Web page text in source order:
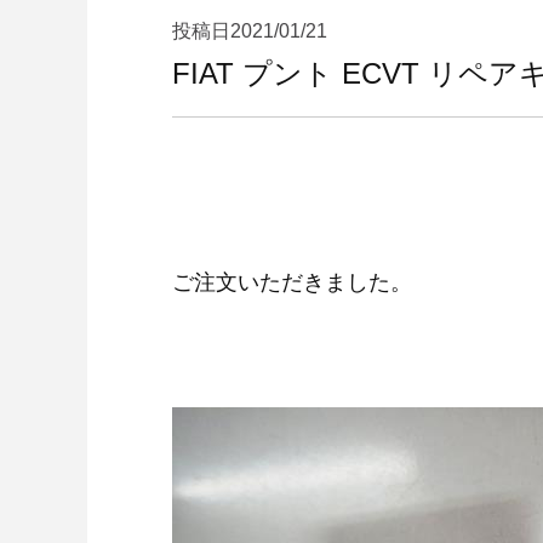
投稿日 2021/01/21
FIAT プント ECVT リペア
ご注文いただきました。